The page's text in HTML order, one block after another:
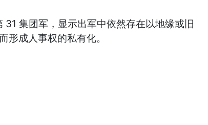
集团军，显示出军中依然存在以地缘或旧
形成人事权的私有化。